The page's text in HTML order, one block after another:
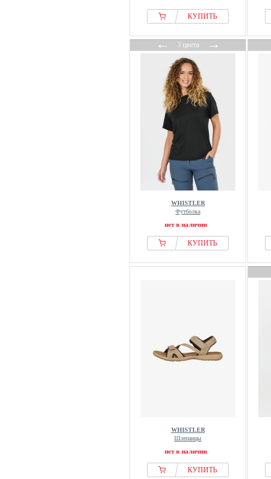
КУПИТЬ
←3 цвета→
WHISTLER
Футболка
нет в наличии
КУПИТЬ
WHISTLER
Шлепанцы
нет в наличии
КУПИТЬ